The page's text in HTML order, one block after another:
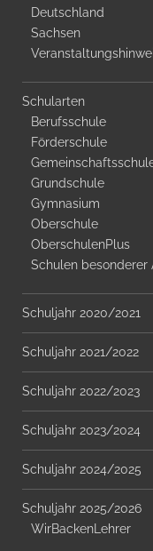
Deutschland
Sachsen
Schularten
Berufsschule
Förderschule
Grundschule
Gymnasium
Oberschule
OberschulenPlus
Schulen besonderer
Schuljahr 2020/2021
Schuljahr 2021/2022
Schuljahr 2022/2023
Schuljahr 2023/2024
Schuljahr 2024/2025
Schuljahr 2025/2026
WirBackenLehrer